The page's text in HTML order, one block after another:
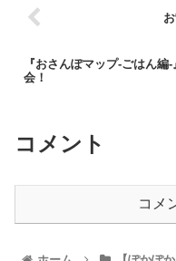
『おさんぽマップ-ごはん編
会！
コメント
コメ